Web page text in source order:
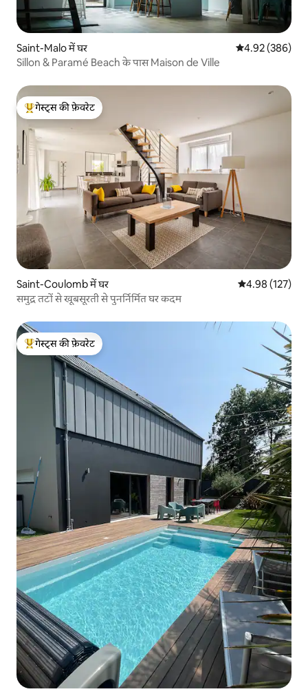
Saint-Malo में घर औसत रेटिंग 5 में से
4.92 (386)
Sillon & Paramé Beach के पास Maison de Ville
गेस्ट्स का टॉप फ़ेवरेट
गेस्ट्स की फ़ेवरेट
Saint-Coulomb में घर औसत रेटिंग 5 में से
4.98 (127)
समुद्र तटों से खूबसूरती से पुनर्निर्मित घर कदम
गेस्ट्स का टॉप फ़ेवरेट
गेस्ट्स की फ़ेवरेट